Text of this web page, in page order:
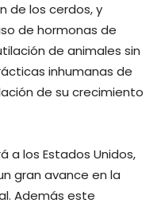
de los cerdos, y
de hormonas de
de animales sin
inhumanas de
de su crecimiento
a los Estados Unidos,
gran avance en la
Además este